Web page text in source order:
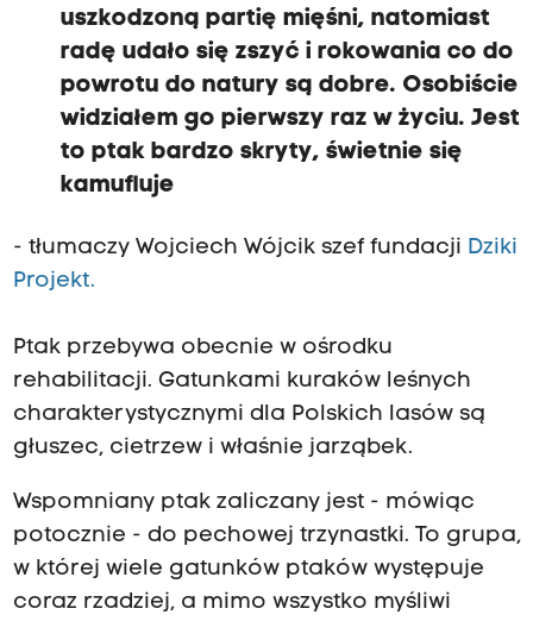
uszkodzoną partię mięśni, natomiast
radę udało się zszyć i rokowania co do
powrotu do natury są dobre. Osobiście
widziałem go pierwszy raz w życiu. Jest
to ptak bardzo skryty, świetnie się
kamufluje
- tłumaczy Wojciech Wójcik szef fundacji Dziki
Projekt.
Ptak przebywa obecnie w ośrodku
rehabilitacji. Gatunkami kuraków leśnych
charakterystycznymi dla Polskich lasów są
głuszec, cietrzew i właśnie jarząbek.
Wspomniany ptak zaliczany jest - mówiąc
potocznie - do pechowej trzynastki. To grupa,
w której wiele gatunków ptaków występuje
coraz rzadziej, a mimo wszystko myśliwi